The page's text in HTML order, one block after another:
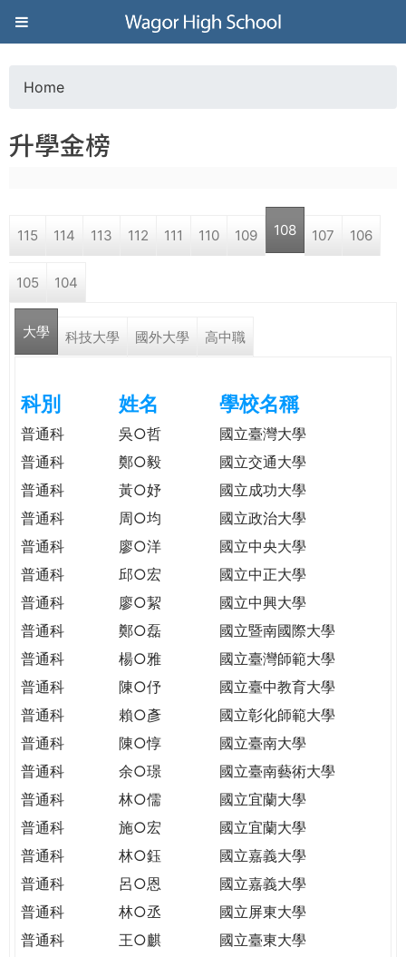
Jump to navigation
葳
格
高
學
格。
民。
WAGOR
TODAY
THE
WORLD
TOMORROW
PUTTING
YOU
THE
o
a
r
e
e
r
e
Home
升學金榜
115 114 113 112 111 110 109 108 107 106
105 104
大學 科技大學 國外大學 高中職
科別 姓名 學校名稱
普通科 吳○哲
國立臺灣大學
普通科
鄭○毅
國立交通大學
普通科
黃○妤
國立成功大學
普通科
周○均
國立政治大學
普通科
廖○洋
國立中央大學
普通科
邱○宏
國立中正大學
普通科
廖○絜
國立中興大學
普通科
鄭○磊
國立暨南國際大學
普通科
楊○雅
國立臺灣師範大學
普通科
陳○伃
國立臺中教育大學
普通科
賴○彥
國立彰化師範大學
普通科
陳○惇
國立臺南大學
普通科
余○璟
國立臺南藝術大學
普通科
林○儒
國立宜蘭大學
普通科
施○宏
國立宜蘭大學
普通科
林○鈺
國立嘉義大學
普通科
呂○恩
國立嘉義大學
普通科
林○丞
國立屏東大學
普通科
王○麒
國立臺東大學